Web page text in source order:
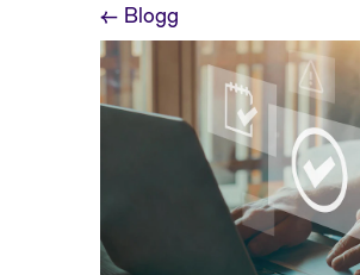
← Blogg